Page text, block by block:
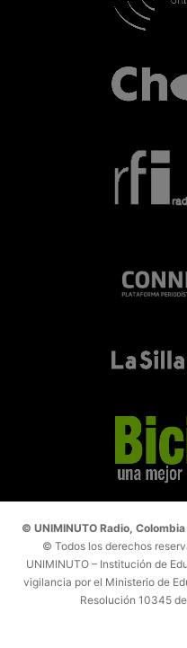
© UNIMINUTO Radio,
© Todos los derechos
UNIMINUTO – Institución de
vigilancia por el Ministerio de
Resolución 10345